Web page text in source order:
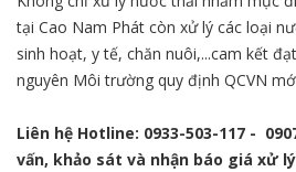
tại Cao Nam Phát còn xử lý các loại
sinh hoạt, y tế, chăn nuôi,...cam kết
nguyên Môi trường quy định QCVN
Liên hệ Hotline: 0933-503-117 -
vấn, khảo sát và nhận báo giá xử